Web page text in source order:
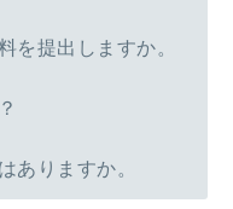
を提出しますか。
ありますか。